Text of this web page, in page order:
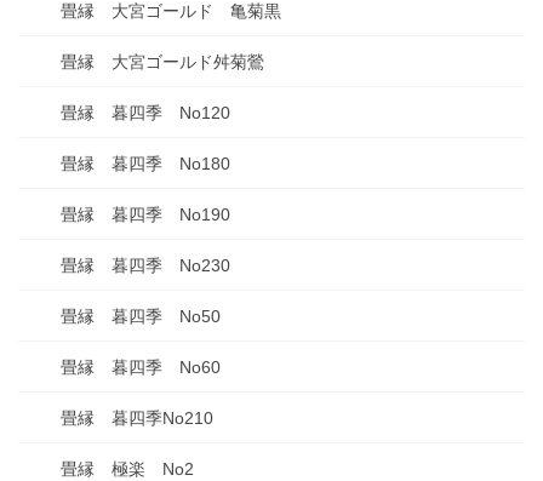
畳縁 大宮ゴールド 亀菊黒
畳縁 大宮ゴールド舛菊鶯
畳縁 暮四季 No120
畳縁 暮四季 No180
畳縁 暮四季 No190
畳縁 暮四季 No230
畳縁 暮四季 No50
畳縁 暮四季 No60
畳縁 暮四季No210
畳縁 極楽 No2